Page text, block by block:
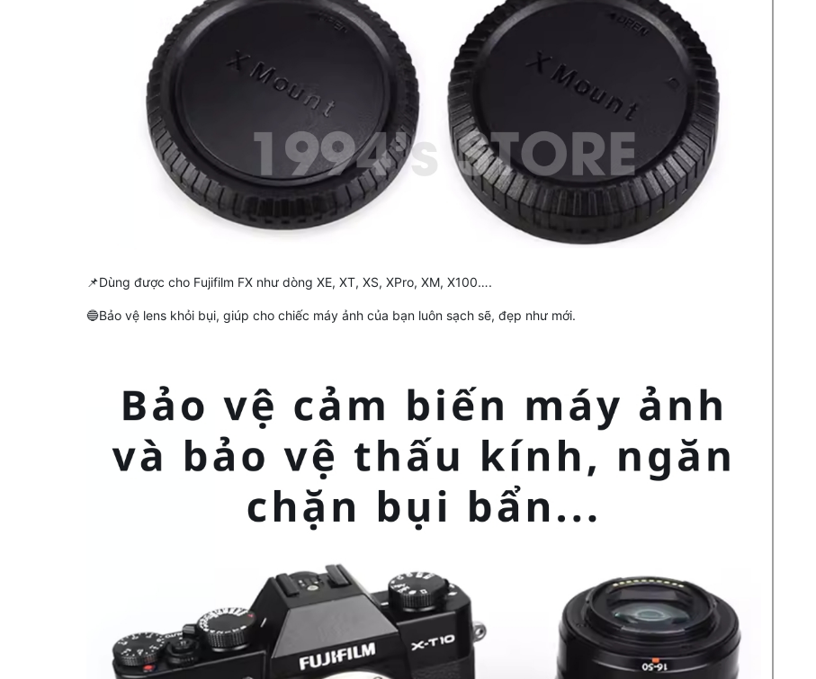
📌Dùng được cho Fujifilm FX như dòng XE, XT, XS, XPro, XM, X100….
🔵Bảo vệ lens khỏi bụi, giúp cho chiếc máy ảnh của bạn luôn sạch sẽ, đẹp như mới.